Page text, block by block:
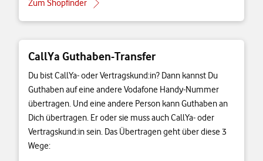
Zum Shopfinder
CallYa Guthaben-Transfer
Du bist CallYa- oder Vertragskund:in? Dann kannst Du
Guthaben auf eine andere Vodafone Handy-Nummer
übertragen. Und eine andere Person kann Guthaben an
Dich übertragen. Er oder sie muss auch CallYa- oder
Vertragskund:in sein. Das Übertragen geht über diese 3
Wege: